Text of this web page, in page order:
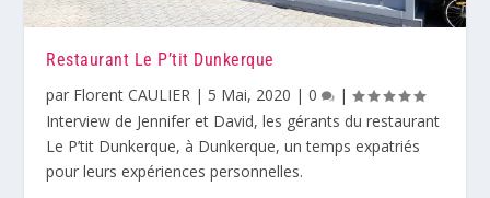
Restaurant Le P’tit Dunkerque
par Florent CAULIER | 5 Mai, 2020 |0
|
Interview de Jennifer et David, les gérants du restaurant
Le P’tit Dunkerque, à Dunkerque, un temps expatriés
pour leurs expériences personnelles.